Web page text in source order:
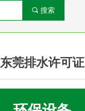
끠 搜索
东莞排水许可证